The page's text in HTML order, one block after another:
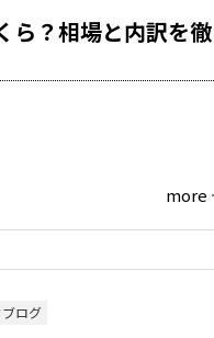
ら？相場と内訳を徹
more
ログ